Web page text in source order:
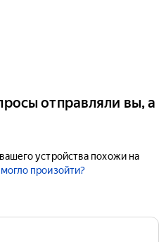
отправляли вы, а
устройства похожи на
произойти?